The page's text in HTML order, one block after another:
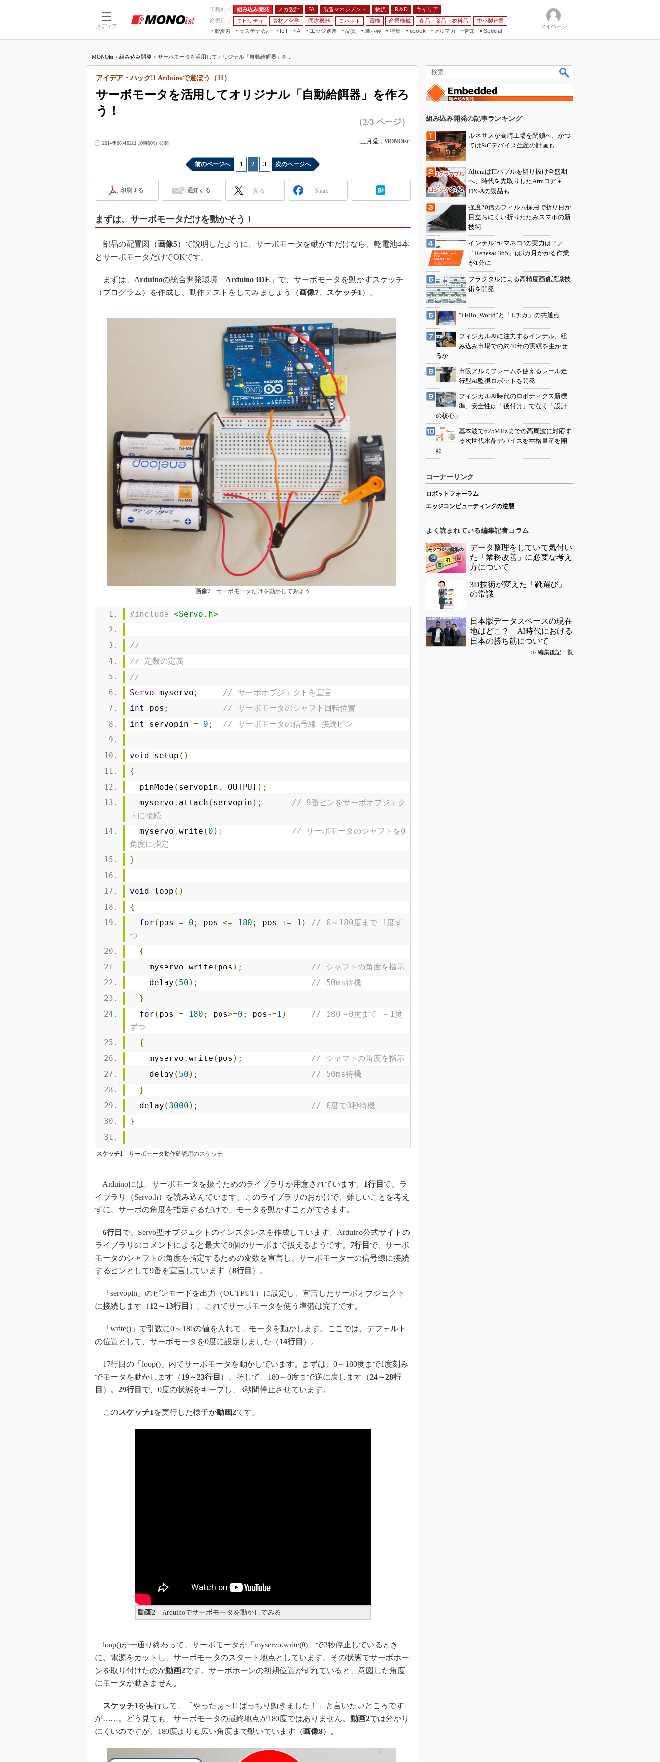
メディア
工程別： 組み込み開発 メカ設計 FA 製造マネジメント 物流 R＆D
キャリア
産業別：
モビリティ 素材／化学 医療機器 ロボット 電機 産業機械 食品・薬品・衣料品
中小製造業
脱炭素
サステナ設計
IoT
つながる工場
つながるサービス
AI
AI×設備保全
Physical AI
エッジ逆襲 品質
展示会
JIMTOF
IIFES
スマート工場EXPO
日本ものづくりワールド
産業オープンネット展
特集
つながるクルマ
VR／AR
フィールドサービス
Windows Embedded
ISO26262
イノベーション
植物工場
知財マネジメント
海外生産
グローバル設計・開発
制御セキュリティ
新型コロナへの対応
ebook
FA
モビリティ
メルマガ
告知 Special
マイページ
MONOist > 組み込み開発 > サーボモータを活用してオリジナル「自動給餌器」を...
サーボモータを活用してオリジナル「自動給餌器」を作ろ
う！
アイデア・ハック!! Arduinoで遊ぼう（11）
（2/3 ページ）
2014年06月02日 10時00分 公開 [三月兎 ， MONOist]
前のページへ 1 2 3 次のページへ
印刷する 通知する 見る Share
まずは、サーボモータだけを動かそう！
部品の配置図（画像5）で説明したように、サーボモータを動かすだけなら、乾電池4本
とサーボモータだけでOKです。
まずは、 Arduinoの統合開発環境「 Arduino IDE 」で、サーボモータを動かすスケッチ
（プログラム）を作成し、動作テストをしてみましょう（画像7 スケッチ1 ）。
画像7サーボモータだけを動かしてみよう
#include <Servo.h>
//-----------------------
// 定数の定義
//-----------------------
Servo myservo ;
// サーボオブジェクトを宣言
int
pos ;
// サーボモータのシャフト回転位置
int
servopin = 9 ; // サーボモータの信号線 接続ピン
void setup ()
{
  pinMode
( servopin , OUTPUT);
  myservo
. attach ( servopin );
// 9番ピンをサーボオブジェク
トに接続
  myservo
. write ( 0 );
// サーボモータのシャフトを0
角度に指定
}
void loop ()
{
for ( pos = 0 ; pos <= 180 ; pos += 1 )
// 0～180度まで 1度ず
つ
{
    myservo
. write ( pos );
// シャフトの角度を指示
    delay
( 50 );
// 50ms待機
}
for ( pos = 180 ; pos>=0 ; pos -=1 )
// 180～0度まで －1度
ずつ
{
    myservo
. write ( pos );
// シャフトの角度を指示
    delay
( 50 );
// 50ms待機
}
  delay
( 3000 );
// 0度で3秒待機
}
スケッチ1 サーボモータ動作確認用のスケッチ
Arduinoには、サーボモータを扱うためのライブラリが用意されています。 1行目 で、ラ
イブラリ（Servo.h）を読み込んでいます。このライブラリのおかげで、難しいことを考え
ずに、サーボの角度を指定するだけで、モータを動かすことができます。
6行目 で、Servo型オブジェクトのインスタンスを作成しています。Arduino公式サイトの
ライブラリのコメントによると最大で8個のサーボまで扱えるようです。 7行目 で、サーボ
モータのシャフトの角度を指定するための変数を宣言し、サーボモーターの信号線に接続
するピンとして9番を宣言しています（8行目 ）。
「servopin」のピンモードを出力（OUTPUT）に設定し、宣言したサーボオブジェクト
に接続します（12～13行目 ）。これでサーボモータを使う準備は完了です。
「write()」で引数に0～180の値を入れて、モータを動かします。ここでは、デフォルト
の位置として、サーボモータを0度に設定しました（14行目 ）。
17行目の「loop()」内でサーボモータを動かしています。まずは、0～180度まで1度刻み
でモータを動かします（19～23行目 ）。そして、180～0度まで逆に戻します（24～28行
目 ）。 29行目 で、0度の状態をキープし、3秒間停止させています。
このスケッチ1 を実行した様子が動画2です。
動画2Arduinoでサーボモータを動かしてみる
loop()が一通り終わって、サーボモータが「myservo.write(0)」で3秒停止しているとき
に、電源をカットし、サーボモータのスタート地点としています。その状態でサーボホー
ンを取り付けたのが動画2です。サーボホーンの初期位置がずれていると、意図した角度
にモータが動きません。
スケッチ1 を実行して、「やったぁ～!! ばっちり動きました！」と言いたいところです
が……。どう見ても、サーボモータの最終地点が180度ではありません。 動画2では分かり
にくいのですが、180度よりも広い角度まで動いています（画像8）。
組み込み開発の記事ランキング
ルネサスが高崎工場を閉鎖へ、かつ
てはSiCデバイス生産の計画も
AlteraはITバブルを切り抜け全盛期
へ、時代を先取りしたArmコア＋
FPGAの製品も
強度20倍のフィルム採用で折り目が
目立ちにくい折りたたみスマホの新
技術
インテル“ヤマネコ”の実力は？／
「Renesas 365」は3カ月かかる作業
が1分に
フラクタルによる高精度画像認識技
術を開発
“Hello, World”と「Lチカ」の共通点
フィジカルAIに注力するインテル、組
み込み市場での約40年の実績を生かせ
るか
市販アルミフレームを使えるレール走
行型AI監視ロボットを開発
フィジカルAI時代のロボティクス新標
準、安全性は「後付け」でなく「設計
の核心」
基本波で625MHzまでの高周波に対応す
る次世代水晶デバイスを本格量産を開
始
コーナーリンク
ロボットフォーラム
エッジコンピューティングの逆襲
よく読まれている編集記者コラム
データ整理をしていて気付い
た「業務改善」に必要な考え
方について
3D技術が変えた「靴選び」
の常識
日本版データスペースの現在
地はどこ？ AI時代における
日本の勝ち筋について
≫ 編集後記一覧